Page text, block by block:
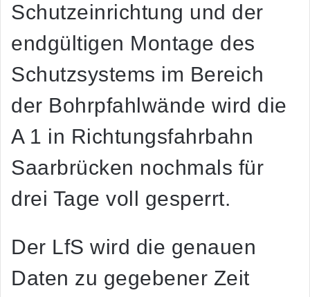
Schutzeinrichtung und der
endgültigen Montage des
Schutzsystems im Bereich
der Bohrpfahlwände wird die
A 1 in Richtungsfahrbahn
Saarbrücken nochmals für
drei Tage voll gesperrt.
Der LfS wird die genauen
Daten zu gegebener Zeit